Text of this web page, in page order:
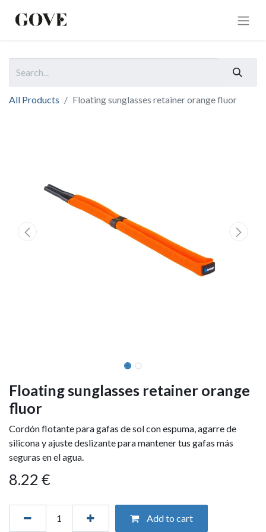
All Products Floating sunglasses retainer orange fluor
Floating sunglasses retainer orange
fluor
Cordón flotante para gafas de sol con espuma, agarre de
silicona y ajuste deslizante para mantener tus gafas más
seguras en el agua.
8.22 €
Add to cart